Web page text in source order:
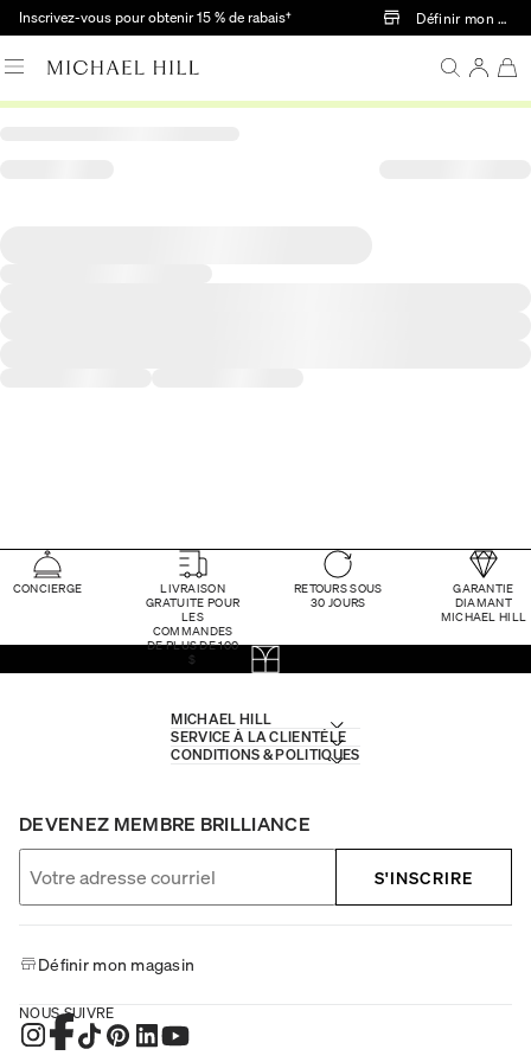
Passer au contenu principal
Inscrivez-vous pour obtenir 15 % de rabais† Définir mon
CONCIERGE
LIVRAISON
GRATUITE POUR
LES
COMMANDES
DE PLUS DE 100
$
RETOURS SOUS
30 JOURS
GARANTIE
DIAMANT
MICHAEL HILL
MICHAEL HILL
SERVICE À LA CLIENTÈLE
CONDITIONS & POLITIQUES
DEVENEZ MEMBRE BRILLIANCE
S'INSCRIRE
Définir mon magasin
NOUS SUIVRE